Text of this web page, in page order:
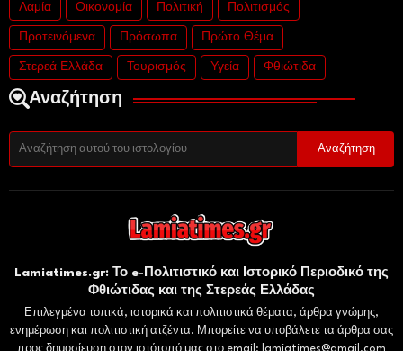
Λαμία Οικονομία Πολιτική Πολιτισμός
Προτεινόμενα Πρόσωπα Πρώτο Θέμα
Στερεά Ελλάδα Τουρισμός Υγεία Φθιώτιδα
Αναζήτηση
Lamiatimes.gr: Το e-Πολιτιστικό και Ιστορικό Περιοδικό της
Φθιώτιδας και της Στερεάς Ελλάδας
Επιλεγμένα τοπικά, ιστορικά και πολιτιστικά θέματα, άρθρα γνώμης,
ενημέρωση και πολιτιστική ατζέντα. Μπορείτε να υποβάλετε τα άρθρα σας